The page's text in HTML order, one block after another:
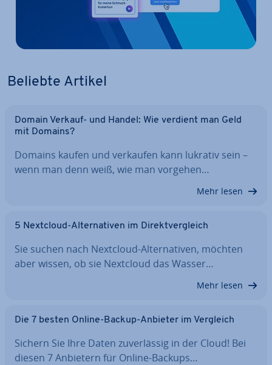
Beliebte Artikel
Domain Verkauf- und Handel: Wie verdient man Geld
mit Domains?
Domains kaufen und verkaufen kann lukrativ sein –
wenn man denn weiß, wie man vorgehen…
Mehr lesen
5 Nextcloud-Al­ter­na­ti­ven im Di­rekt­ver­gleich
Sie suchen nach Nextcloud-Al­ter­na­ti­ven, möchten
aber wissen, ob sie Nextcloud das Wasser…
Mehr lesen
Die 7 besten Online-Backup-Anbieter im Vergleich
Sichern Sie Ihre Daten zu­ver­läs­sig in der Cloud! Bei
diesen 7 Anbietern für Online-Backups…